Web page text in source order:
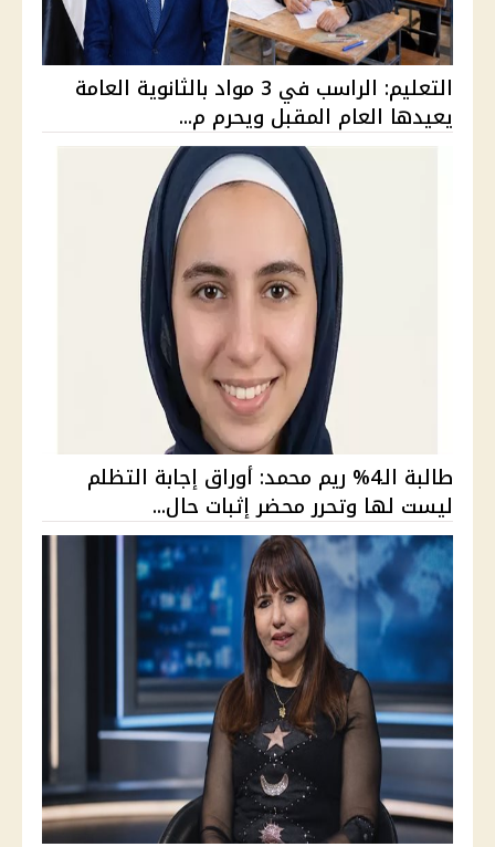
التعليم: الراسب في 3 مواد بالثانوية العامة
يعيدها العام المقبل ويحرم م...
طالبة الـ4% ريم محمد: أوراق إجابة التظلم
ليست لها وتحرر محضر إثبات حال...